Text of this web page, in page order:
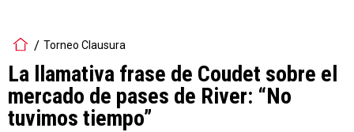
Torneo Clausura
La llamativa frase de Coudet sobre el
mercado de pases de River: “No
tuvimos tiempo”